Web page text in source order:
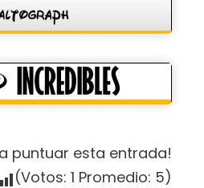
puntuar esta entrada!
(Votos: 1 Promedio: 5)